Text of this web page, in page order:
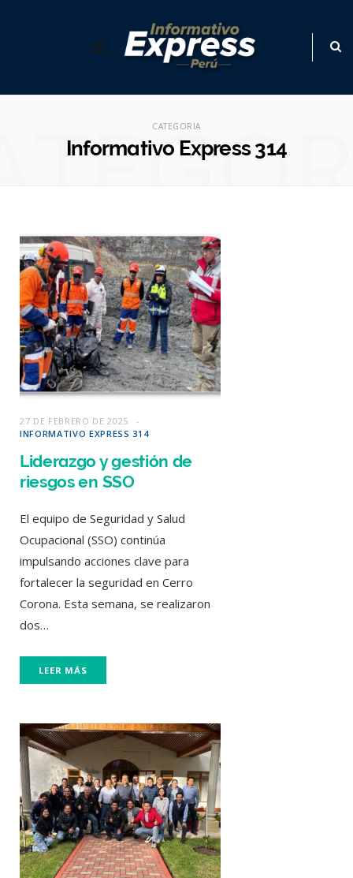
CATEGORIA
Informativo Express 314
27 DE FEBRERO DE 2025
INFORMATIVO EXPRESS 314
Liderazgo y gestión de
riesgos en SSO
El equipo de Seguridad y Salud
Ocupacional (SSO) continúa
impulsando acciones clave para
fortalecer la seguridad en Cerro
Corona. Esta semana, se realizaron
dos…
LEER MÁS